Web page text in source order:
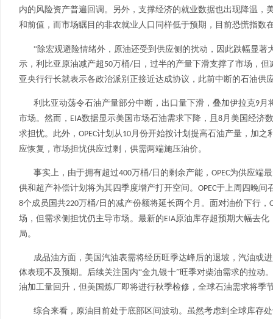
内的风险资产普遍回调。另外，支撑经济的就业数据也出现降温，
和前值，而市场瞩目的非农就业人口同样低于预期，目前恐慌指数
“除宏观避险情绪外，原油还受到供应侧的扰动，因此跌幅显著
示，利比亚原油减产超 50万桶/日，过半的产量下滑支撑了市场，
亚央行行长就表示各政治派别正接近达成协议，此前中断的石油供
利比亚动荡令石油产量部分中断，出口量下滑，叠加伊拉克9月
市场。然而， EIA数据显示美国市场石油需求下降，且 8月美国经济
求担忧。此外， OPEC计划从10月份开始按计划提高石油产量，加之
应恢复，市场担忧供应过剩，供需两端施压油价。
事实上，由于拥有超过400万桶/日的剩余产能， OPEC为供应端
供和超产补偿计划将为其四季度增产打开空间。 OPEC于上周四晚间
8个成员国共220万桶/日的减产份额将延长两个月。面对油价下行，
场，但需求侧担忧仍主导市场。最新的EIA原油库存超预期大幅去
局。
成品油方面，美国汽油表需将经历旺季达峰后的退坡，汽油或
体表现不及预期。后续关注国内“金九银十”旺季对柴油需求的拉动
油加工量回升，但美国炼厂即将进行秋季检修，全球石油需求将季
综合来看，原油目前处于底部区间波动。虽然考虑到全球库存